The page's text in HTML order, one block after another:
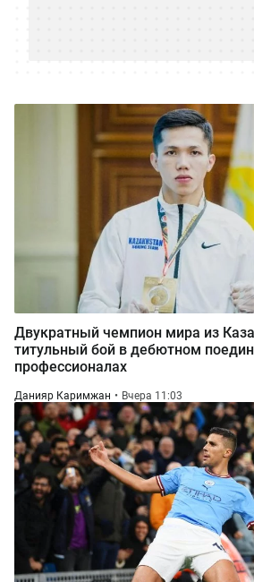
Двукратный чемпион мира из
титульный бой в дебютном
профессионалах
Данияр Каримжан Вчера 11:03